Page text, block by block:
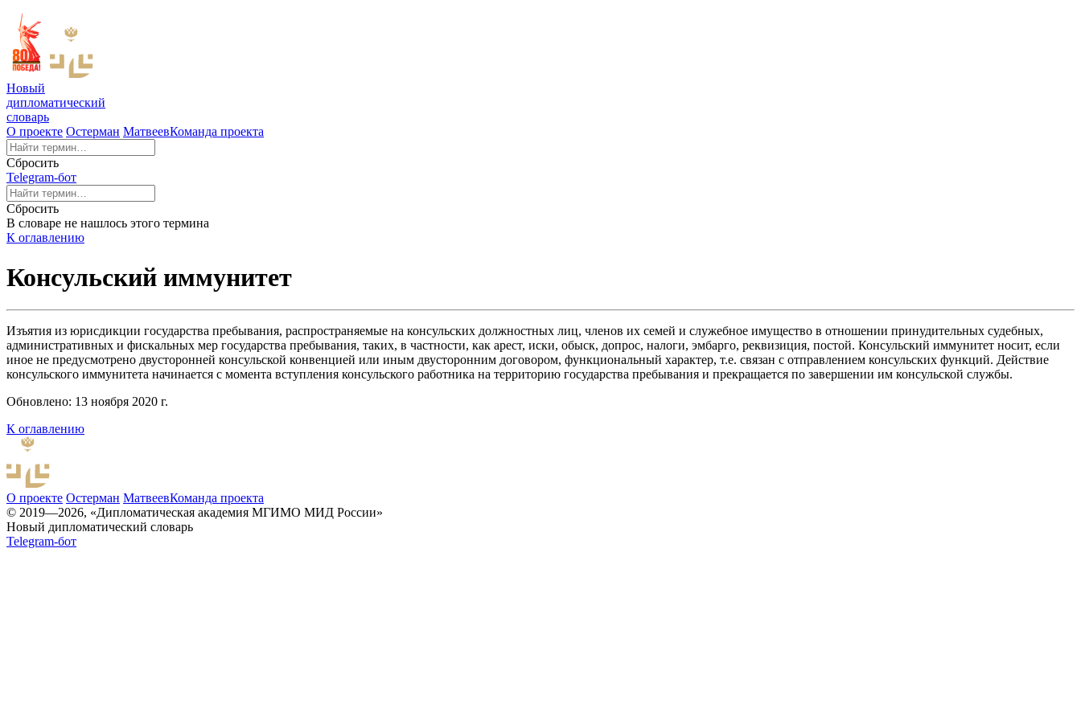
Новый
дипломатический
словарь
О проекте Остерман МатвеевКоманда проекта
Сбросить
Telegram-бот
Сбросить
В словаре не нашлось этого термина
К оглавлению
Консульский иммунитет
Изъятия из юрисдикции государства пребывания, распространяемые на консульских должностных лиц, членов их семей и служебное имущество в отношении принудительных судебных,
административных и фискальных мер государства пребывания, таких, в частности, как арест, иски, обыск, допрос, налоги, эмбарго, реквизиция, постой. Консульский иммунитет носит, если
иное не предусмотрено двусторонней консульской конвенцией или иным двусторонним договором, функциональный характер, т.е. связан с отправлением консульских функций. Действие
консульского иммунитета начинается с момента вступления консульского работника на территорию государства пребывания и прекращается по завершении им консульской службы.
Обновлено: 13 ноября 2020 г.
К оглавлению
О проекте Остерман МатвеевКоманда проекта
© 2019—2026, «Дипломатическая академия МГИМО МИД России»
Новый дипломатический словарь
Telegram-бот